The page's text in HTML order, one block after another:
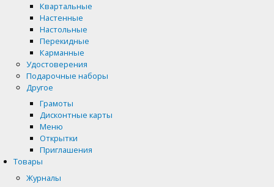
Квартальные
Настенные
Настольные
Перекидные
Карманные
Удостоверения
Подарочные наборы
Другое
Грамоты
Дисконтные карты
Меню
Открытки
Приглашения
Товары
Журналы